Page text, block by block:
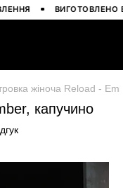
ВИГОТОВЛЕНО В
жіноча Reload -
капучино